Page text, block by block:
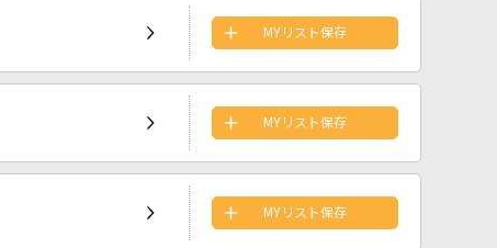
MYリスト保存
MYリスト保存
MYリスト保存